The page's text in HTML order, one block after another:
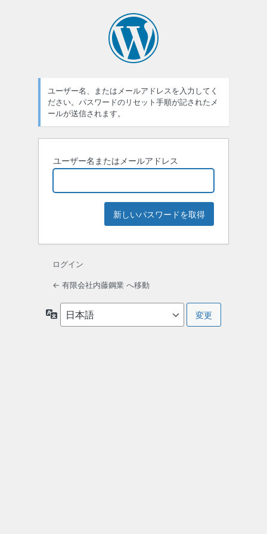
ユーザー名、またはメールアドレスを入力してく
ださい。パスワードのリセット手順が記されたメ
ールが送信されます。
ユーザー名またはメールアドレス
ログイン
← 有限会社内藤鋼業 へ移動
語